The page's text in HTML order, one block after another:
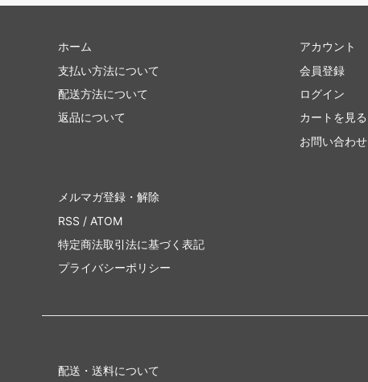
ホーム
支払い方法について
配送方法について
返品について
アカウント
会員登録
ログイン
カートを見る
お問い合わせ
メルマガ登録・解除
RSS / ATOM
特定商法取引法に基づく表記
プライバシーポリシー
配送・送料について